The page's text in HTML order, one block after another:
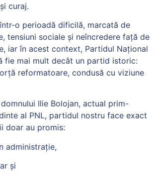
curaj.
o perioadă dificilă, marcată de
tensiuni sociale și neîncredere față de
iar în acest context, Partidul Național
fie mai mult decât un partid istoric:
reformatoare, condusă cu viziune
Ilie Bolojan, actual prim-
al PNL, partidul nostru face exact
doar au promis:
administrație,
și